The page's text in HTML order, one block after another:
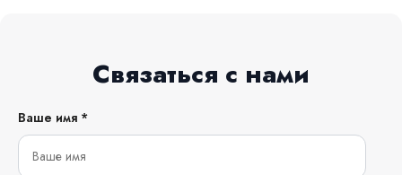
Связаться с нами
Ваше имя *